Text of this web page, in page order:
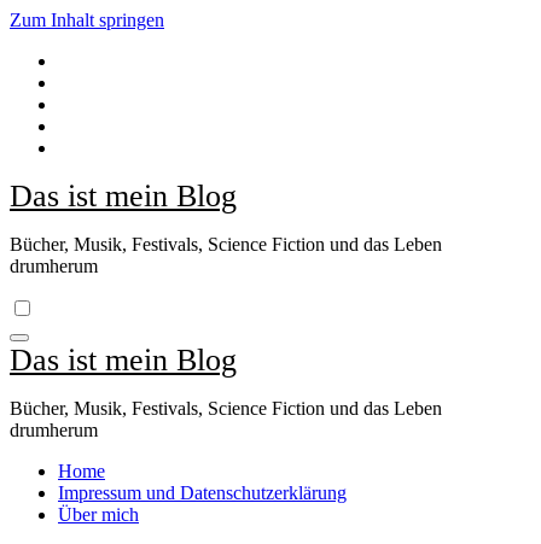
Zum Inhalt springen
Das ist mein Blog
Bücher, Musik, Festivals, Science Fiction und das Leben
drumherum
Das ist mein Blog
Bücher, Musik, Festivals, Science Fiction und das Leben
drumherum
Home
Impressum und Datenschutzerklärung
Über mich